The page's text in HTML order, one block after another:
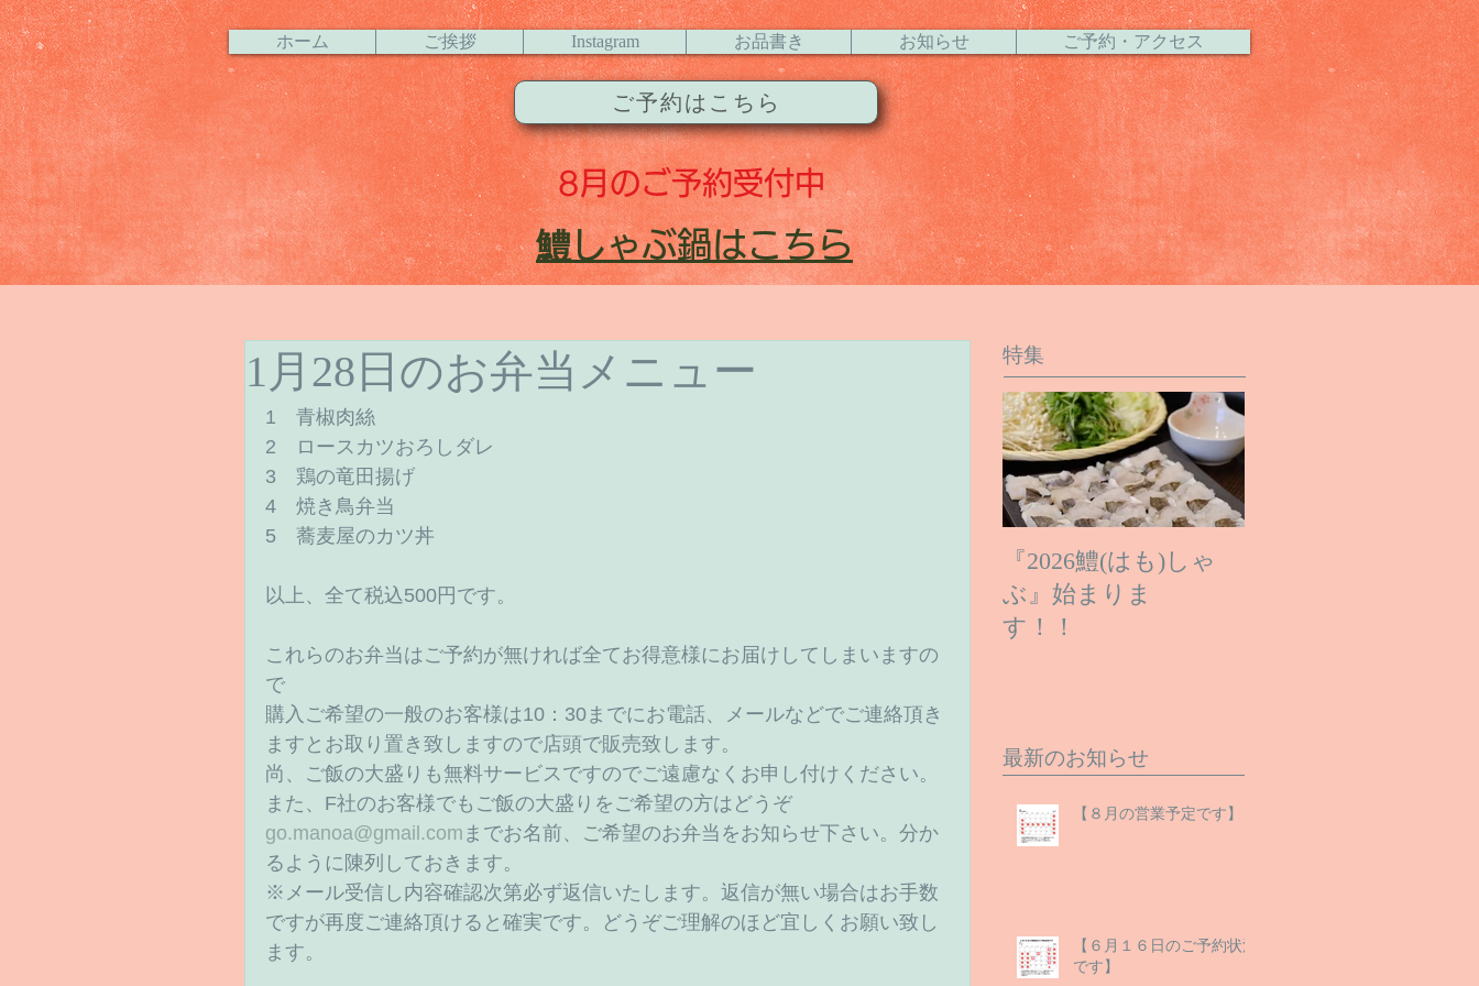
ホーム ご挨拶 Instagram お品書き お知らせ ご予約・アクセス
ご予約はこちら
8月のご予約受付中
​鱧しゃぶ鍋はこちら
1月28日のお弁当メニュー
1　青椒肉絲
2　ロースカツおろしダレ
3　鶏の竜田揚げ
4　焼き鳥弁当
5　蕎麦屋のカツ丼
以上、全て税込500円です。
これらのお弁当はご予約が無ければ全てお得意様にお届けしてしまいますの
で
購入ご希望の一般のお客様は10：30までにお電話、メールなどでご連絡頂き
ますとお取り置き致しますので店頭で販売致します。
尚、ご飯の大盛りも無料サービスですのでご遠慮なくお申し付けください。
また、F社のお客様でもご飯の大盛りをご希望の方はどうぞ
go.manoa@gmail.com までお名前、ご希望のお弁当をお知らせ下さい。分か
るように陳列しておきます。
※メール受信し内容確認次第必ず返信いたします。返信が無い場合はお手数
ですが再度ご連絡頂けると確実です。どうぞご理解のほど宜しくお願い致し
ます。
特集
『2026鱧(はも)しゃ
ぶ』始まりま
す！！
最新のお知らせ
【８月の営業予定です】
【６月１６日のご予約状況
です】